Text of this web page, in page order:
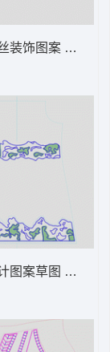
装饰图案 曲线
图案草图 条码